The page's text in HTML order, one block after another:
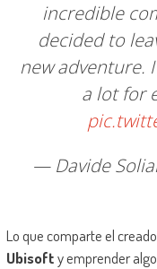
incredible
decided to
new adventure.
a lot for
— Davide
Lo que comparte el
Ubisofty emprender